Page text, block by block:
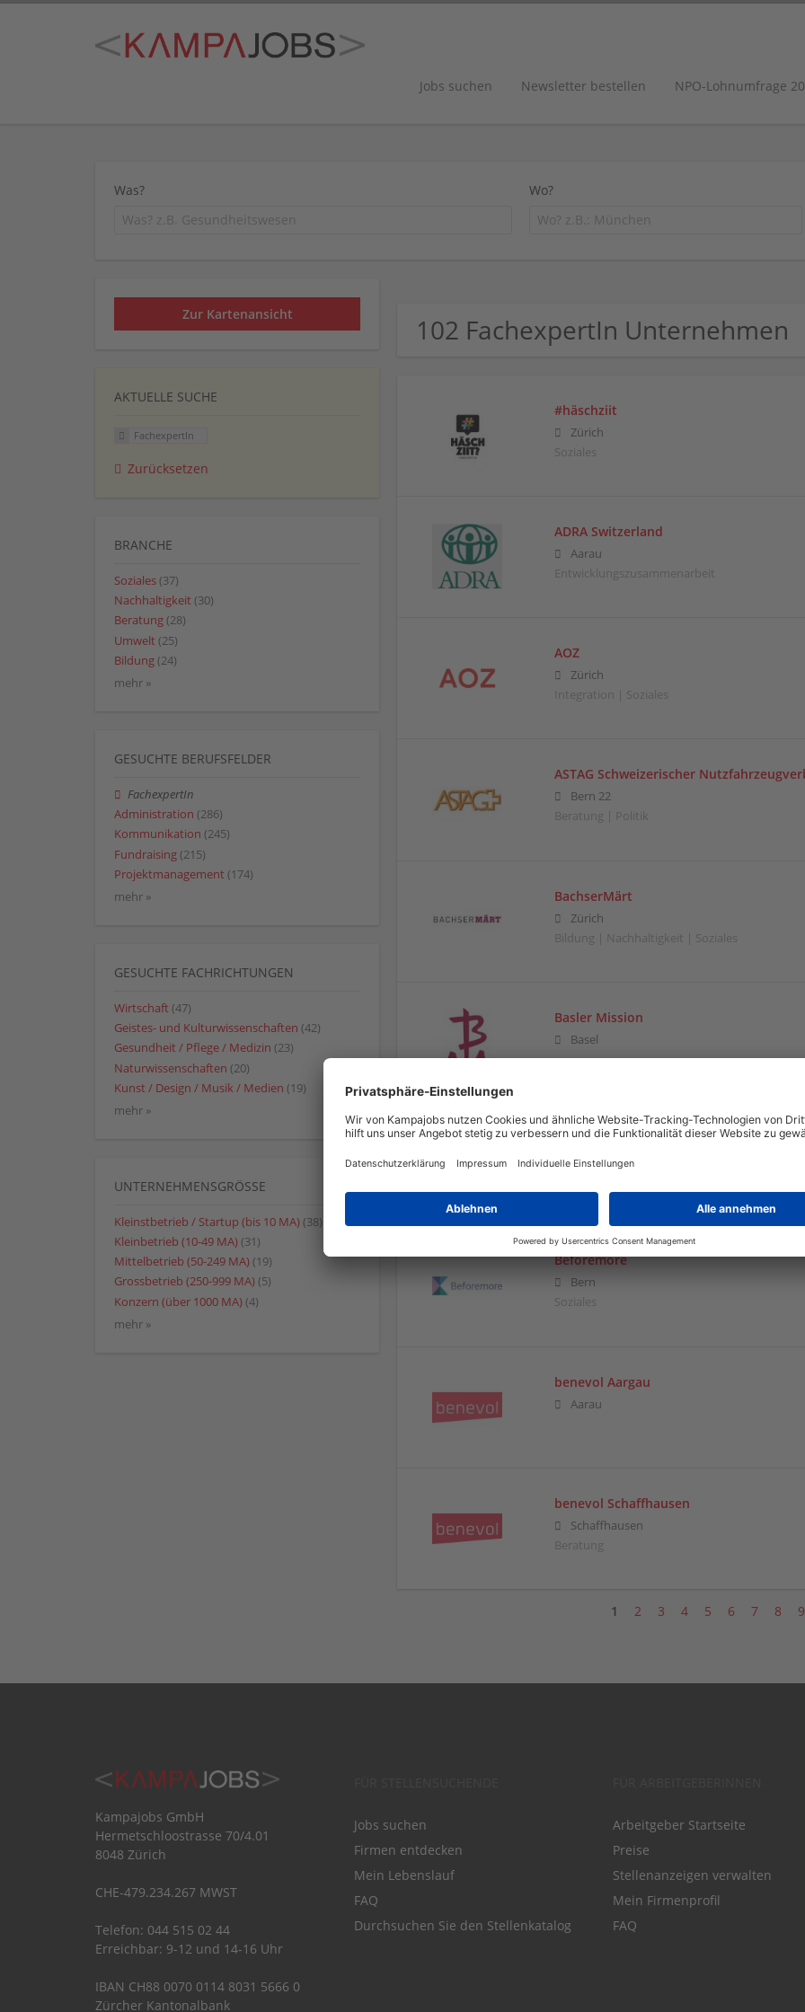
Jobs suchen Newsletter bestellen NPO-Lohnumfrage
Was? Wo?
102 FachexpertIn Unternehmen
#häschziit
Zürich
Soziales
ADRA Switzerland
Aarau
Entwicklungszusammenarbeit
AOZ
Zürich
Integration | Soziales
ASTAG Schweizerischer
Bern 22
Beratung | Politik
BachserMärt
Zürich
Bildung | Nachhaltigkeit | Soziales
Basler Mission
Basel
Basler Mission
Basel
Beforemore
Bern
Soziales
benevol Aargau
Aarau
benevol Schaffhausen
Schaffhausen
Beratung
1 2 3 4 5 6 7 8 9
Zur Kartenansicht
AKTUELLE SUCHE
FachexpertIn
Zurücksetzen
BRANCHE
Soziales (37)
Nachhaltigkeit (30)
Beratung (28)
Umwelt (25)
Bildung (24)
mehr »
GESUCHTE BERUFSFELDER
FachexpertIn
Administration (286)
Kommunikation (245)
Fundraising (215)
Projektmanagement (174)
mehr »
GESUCHTE FACHRICHTUNGEN
Wirtschaft (47)
Geistes- und Kulturwissenschaften (42)
Gesundheit / Pflege / Medizin (23)
Naturwissenschaften (20)
Kunst / Design / Musik / Medien (19)
mehr »
UNTERNEHMENSGRÖSSE
Kleinstbetrieb / Startup (bis 10 MA) (38)
Kleinbetrieb (10-49 MA) (31)
Mittelbetrieb (50-249 MA) (19)
Grossbetrieb (250-999 MA) (5)
Konzern (über 1000 MA) (4)
mehr »
Kampajobs GmbH
Hermetschloostrasse 70/4.01
8048 Zürich
CHE-479.234.267 MWST
Telefon: 044 515 02 44
Erreichbar: 9-12 und 14-16 Uhr
IBAN CH88 0070 0114 8031 5666 0
Zürcher Kantonalbank
Jobs suchen
Firmen entdecken
Mein Lebenslauf
FAQ
Durchsuchen Sie den Stellenkatalog
Arbeitgeber Startseite
Preise
Stellenanzeigen verwalten
Mein Firmenprofil
FAQ